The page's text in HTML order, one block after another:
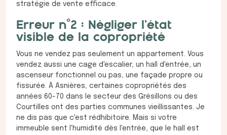
stratégie de vente efficace.
Erreur n°2 : Négliger l'état
visible de la copropriété
Vous ne vendez pas seulement un appartement. Vous
vendez aussi une cage d'escalier, un hall d'entrée, un
ascenseur fonctionnel ou pas, une façade propre ou
fissurée. À Asnières, certaines copropriétés des
années 60-70 dans le secteur des Grésillons ou des
Courtilles ont des parties communes vieillissantes. Je
ne dis pas que c'est rédhibitoire. Mais si votre
immeuble sent l'humidité dès l'entrée, que le hall est